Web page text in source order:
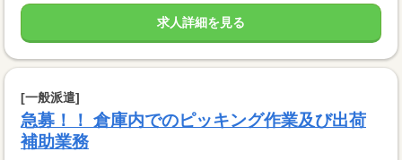
求人詳細を見る
[一般派遣]
急募！！ 倉庫内でのピッキング作業及び出荷
補助業務